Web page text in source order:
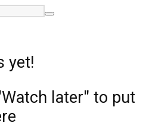
yet!
later" to put